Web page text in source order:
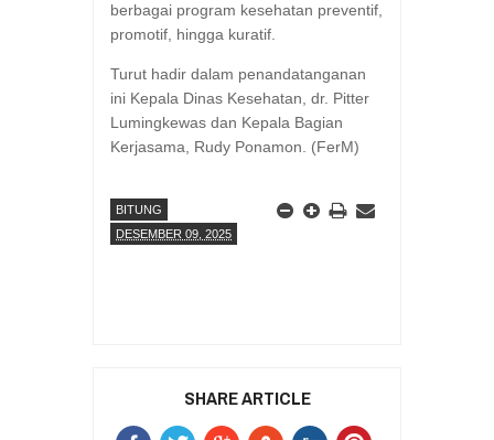
berbagai program kesehatan preventif,
promotif, hingga kuratif.
Turut hadir dalam penandatanganan
ini Kepala Dinas Kesehatan, dr. Pitter
Lumingkewas dan Kepala Bagian
Kerjasama, Rudy Ponamon. (FerM)
BITUNG
DESEMBER 09, 2025
SHARE ARTICLE